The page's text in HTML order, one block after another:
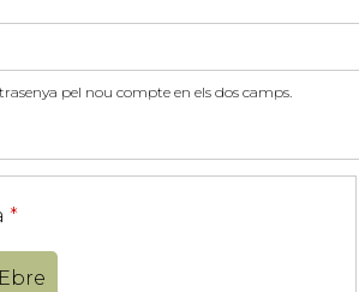
pel nou compte en els dos camps.
*